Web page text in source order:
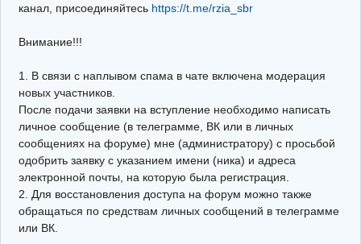
Архив
Почта
Поиск релейщика
Видео РЗиА
Фотохостинг
Телеграм
канал, присоединяйтесь https://t.me/rzia_sbr
Внимание!!!
1. В связи с наплывом спама в чате включена модерация
новых участников.
После подачи заявки на вступление необходимо написать
личное сообщение (в телеграмме, ВК или в личных
сообщениях на форуме) мне (администратору) с просьбой
одобрить заявку с указанием имени (ника) и адреса
электронной почты, на которую была регистрация.
2. Для восстановления доступа на форум можно также
обращаться по средствам личных сообщений в телеграмме
или ВК.